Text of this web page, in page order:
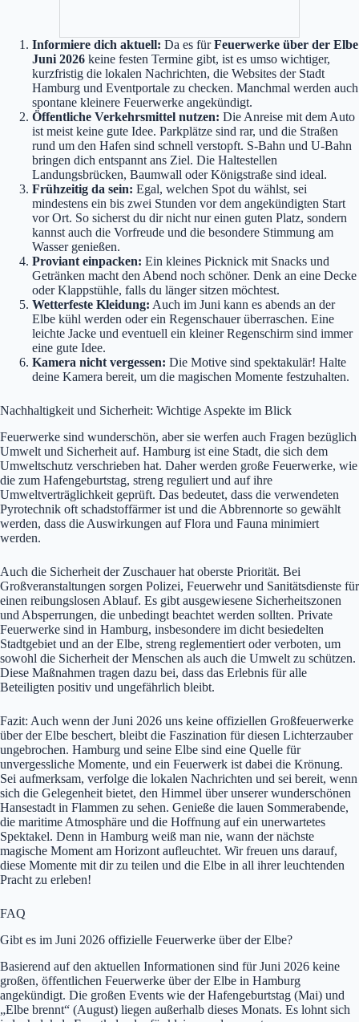
Informiere dich aktuell: Da es fürFeuerwerke über der Elbe
Juni 2026 keine festen Termine gibt, ist es umso wichtiger,
kurzfristig die lokalen Nachrichten, die Websites der Stadt
Hamburg und Eventportale zu checken. Manchmal werden auch
spontane kleinere Feuerwerke angekündigt.
Öffentliche Verkehrsmittel nutzen: Die Anreise mit dem Auto
ist meist keine gute Idee. Parkplätze sind rar, und die Straßen
rund um den Hafen sind schnell verstopft. S-Bahn und U-Bahn
bringen dich entspannt ans Ziel. Die Haltestellen
Landungsbrücken, Baumwall oder Königstraße sind ideal.
Frühzeitig da sein: Egal, welchen Spot du wählst, sei
mindestens ein bis zwei Stunden vor dem angekündigten Start
vor Ort. So sicherst du dir nicht nur einen guten Platz, sondern
kannst auch die Vorfreude und die besondere Stimmung am
Wasser genießen.
Proviant einpacken: Ein kleines Picknick mit Snacks und
Getränken macht den Abend noch schöner. Denk an eine Decke
oder Klappstühle, falls du länger sitzen möchtest.
Wetterfeste Kleidung: Auch im Juni kann es abends an der
Elbe kühl werden oder ein Regenschauer überraschen. Eine
leichte Jacke und eventuell ein kleiner Regenschirm sind immer
eine gute Idee.
Kamera nicht vergessen: Die Motive sind spektakulär! Halte
deine Kamera bereit, um die magischen Momente festzuhalten.
Nachhaltigkeit und Sicherheit: Wichtige Aspekte im Blick
Feuerwerke sind wunderschön, aber sie werfen auch Fragen bezüglich
Umwelt und Sicherheit auf. Hamburg ist eine Stadt, die sich dem
Umweltschutz verschrieben hat. Daher werden große Feuerwerke, wie
die zum Hafengeburtstag, streng reguliert und auf ihre
Umweltverträglichkeit geprüft. Das bedeutet, dass die verwendeten
Pyrotechnik oft schadstoffärmer ist und die Abbrennorte so gewählt
werden, dass die Auswirkungen auf Flora und Fauna minimiert
werden.
Auch die Sicherheit der Zuschauer hat oberste Priorität. Bei
Großveranstaltungen sorgen Polizei, Feuerwehr und Sanitätsdienste für
einen reibungslosen Ablauf. Es gibt ausgewiesene Sicherheitszonen
und Absperrungen, die unbedingt beachtet werden sollten. Private
Feuerwerke sind in Hamburg, insbesondere im dicht besiedelten
Stadtgebiet und an der Elbe, streng reglementiert oder verboten, um
sowohl die Sicherheit der Menschen als auch die Umwelt zu schützen.
Diese Maßnahmen tragen dazu bei, dass das Erlebnis für alle
Beteiligten positiv und ungefährlich bleibt.
Fazit: Auch wenn der Juni 2026 uns keine offiziellen Großfeuerwerke
über der Elbe beschert, bleibt die Faszination für diesen Lichterzauber
ungebrochen. Hamburg und seine Elbe sind eine Quelle für
unvergessliche Momente, und ein Feuerwerk ist dabei die Krönung.
Sei aufmerksam, verfolge die lokalen Nachrichten und sei bereit, wenn
sich die Gelegenheit bietet, den Himmel über unserer wunderschönen
Hansestadt in Flammen zu sehen. Genieße die lauen Sommerabende,
die maritime Atmosphäre und die Hoffnung auf ein unerwartetes
Spektakel. Denn in Hamburg weiß man nie, wann der nächste
magische Moment am Horizont aufleuchtet. Wir freuen uns darauf,
diese Momente mit dir zu teilen und die Elbe in all ihrer leuchtenden
Pracht zu erleben!
FAQ
Gibt es im Juni 2026 offizielle Feuerwerke über der Elbe?
Basierend auf den aktuellen Informationen sind für Juni 2026 keine
großen, öffentlichen Feuerwerke über der Elbe in Hamburg
angekündigt. Die großen Events wie der Hafengeburtstag (Mai) und
„Elbe brennt“ (August) liegen außerhalb dieses Monats. Es lohnt sich